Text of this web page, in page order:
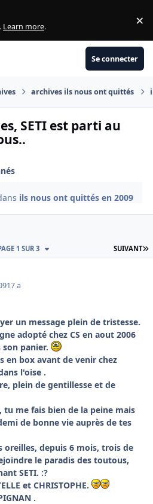
Learn more. ×
Se connecter
archives ils nous ont quittés
SETI est parti au
ils nous ont quittés en 2009
SUIVANT
1 SUR 3
17 a
un message plein de tristesse.
adopté chez CS en aout 2006
panier.
en box avant de venir chez
l'oise .
plein de gentillesse et de
me fais bien de la peine mais
de bonne vie auprès de tes
oreilles, depuis 6 mois, trois de
le paradis des toutous,
SETI. :?
et CHRISTOPHE.
.